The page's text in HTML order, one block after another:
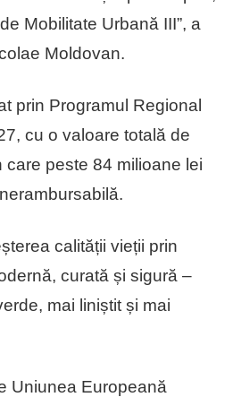
Mobilitate Urbană III”, a
Moldovan.
prin Programul Regional
cu o valoare totală de
care peste 84 milioane lei
calității vieții prin
curată și sigură –
mai liniștit și mai
Uniunea Europeană